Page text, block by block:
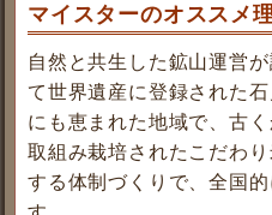
マイスターのオススメ
自然と共生した鉱山運営
て世界遺産に登録された
にも恵まれた地域で、古
取組み栽培されたこだわ
する体制づくりで、全国